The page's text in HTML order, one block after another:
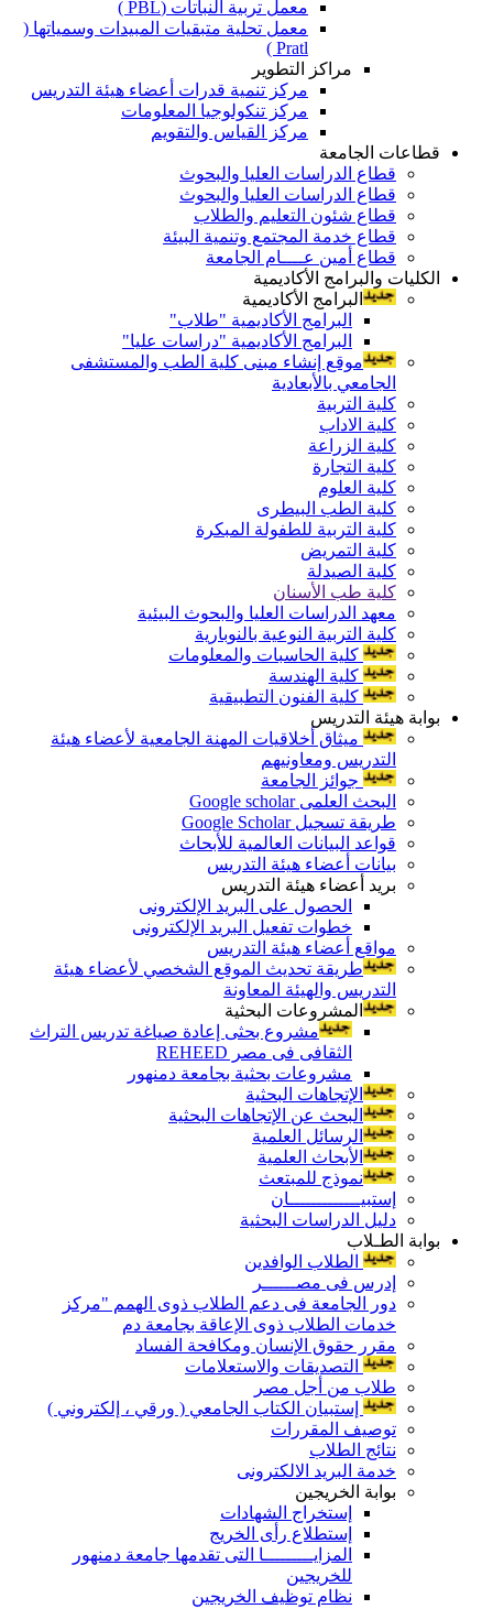
معمل تربية النباتات (PBL )
معمل تحلية متبقيات المبيدات وسمياتها (
Pratl )
مراكز التطوير
مركز تنمية قدرات أعضاء هيئة التدريس
مركز تنكولوجيا المعلومات
مركز القياس والتقويم
قطاعات الجامعة
قطاع الدراسات العليا والبحوث
قطاع الدراسات العليا والبحوث
قطاع شئون التعليم والطلاب
قطاع خدمة المجتمع وتنمية البيئة
قطاع أمين عــــام الجامعة
الكليات والبرامج الأكاديمية
البرامج الأكاديمية
البرامج الأكاديمية "طلاب"
البرامج الأكاديمية "دراسات عليا"
موقع إنشاء مبنى كلية الطب والمستشفى
الجامعي بالأبعادية
كلية التربية
كلية الاداب
كلية الزراعة
كلية التجارة
كلية العلوم
كلية الطب البيطرى
كلية التربية للطفولة المبكرة
كلية التمريض
كلية الصيدلة
كلية طب الأسنان
معهد الدراسات العليا والبحوث البيئية
كلية التربية النوعية بالنوبارية
كلية الحاسبات والمعلومات
كلية الهندسة
كلية الفنون التطبيقية
بوابة هيئة التدريس
ميثاق أخلاقيات المهنة الجامعية لأعضاء هيئة
التدريس ومعاونيهم
جوائز الجامعة
البحث العلمى Google scholar
طريقة تسجيل Google Scholar
قواعد البيانات العالمية للأبحاث
بيانات أعضاء هيئة التدريس
بريد أعضاء هيئة التدريس
الحصول على البريد الإلكترونى
خطوات تفعيل البريد الإلكترونى
مواقع أعضاء هيئة التدريس
طريقة تحديث الموقع الشخصي لأعضاء هيئة
التدريس والهيئة المعاونة
المشروعات البحثية
مشروع بحثى إعادة صياغة تدريس التراث
الثقافى فى مصر REHEED
مشروعات بحثية بجامعة دمنهور
الإتجاهات البحثية
البحث عن الإتجاهات البحثية
الرسائل العلمية
الأبحاث العلمية
نموذج للمبتعث
إستبيـــــــــــــان
دليل الدراسات البحثية
بوابة الطـلاب
الطلاب الوافدين
إدرس فى مصــــــر
دور الجامعة فى دعم الطلاب ذوى الهمم "مركز
خدمات الطلاب ذوى الإعاقة بجامعة دم
مقرر حقوق الإنسان ومكافحة الفساد
التصديقات والاستعلامات
طلاب من أجل مصر
إستبيان الكتاب الجامعي ( ورقي ، إلكتروني )
توصيف المقررات
نتائج الطلاب
خدمة البريد الالكترونى
بوابة الخريجين
إستخراج الشهادات
إستطلاع رأى الخريج
المزايـــــــــا التى تقدمها جامعة دمنهور
للخريجين
نظام توظيف الخريجين